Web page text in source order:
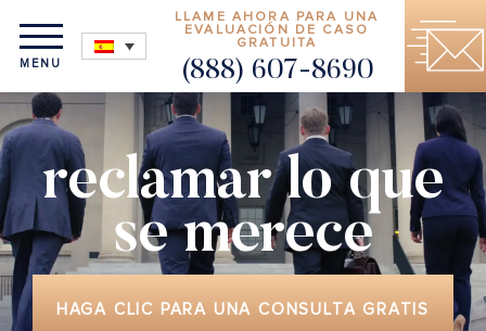
MENU
LLAME AHORA PARA UNA
EVALUACIÓN DE CASO
GRATUITA
(888) 607-8690
reclamar lo que
se merece
HAGA CLIC PARA UNA CONSULTA GRATIS